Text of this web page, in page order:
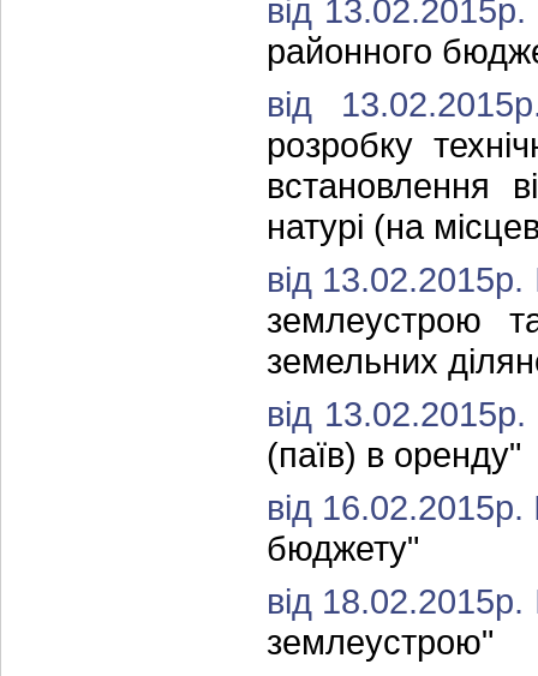
від
районного
від
розробку
встановлення
натурі (на
від
землеустрою
земельних
від
(паїв) в оренду"
від
бюджету"
від
землеустрою"